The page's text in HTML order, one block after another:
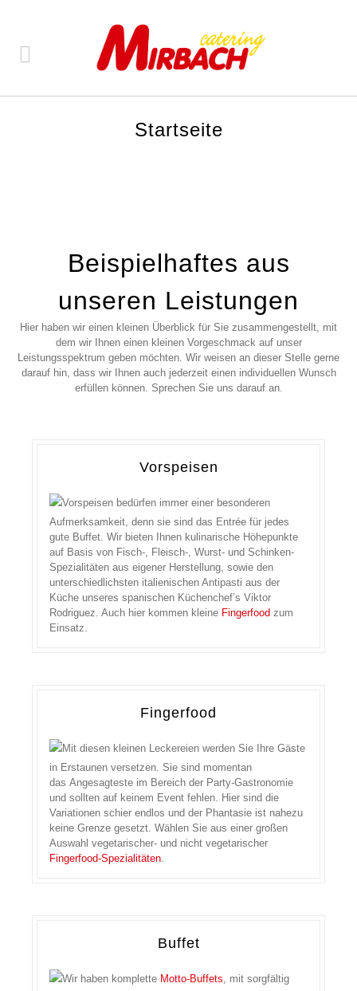
Startseite
Beispielhaftes aus
unseren Leistungen
Hier haben wir einen kleinen Überblick für Sie zusammengestellt, mit
dem wir Ihnen einen kleinen Vorgeschmack auf unser
Leistungsspektrum geben möchten. Wir weisen an dieser Stelle gerne
darauf hin, dass wir Ihnen auch jederzeit einen individuellen Wunsch
erfüllen können. Sprechen Sie uns darauf an.
Vorspeisen
Vorspeisen bedürfen immer einer besonderen
Aufmerksamkeit, denn sie sind das Entrée für jedes
gute Buffet. Wir bieten Ihnen kulinarische Höhepunkte
auf Basis von Fisch-, Fleisch-, Wurst- und Schinken-
Spezialitäten aus eigener Herstellung, sowie den
unterschiedlichsten italienischen Antipasti aus der
Küche unseres spanischen Küchenchef’s Viktor
Rodriguez. Auch hier kommen kleine Fingerfood zum
Einsatz.
Fingerfood
Mit diesen kleinen Leckereien werden Sie Ihre Gäste
in Erstaunen versetzen. Sie sind momentan
das Angesagteste im Bereich der Party-Gastronomie
und sollten auf keinem Event fehlen. Hier sind die
Variationen schier endlos und der Phantasie ist nahezu
keine Grenze gesetzt. Wählen Sie aus einer großen
Auswahl vegetarischer- und nicht vegetarischer
Fingerfood-Spezialitäten.
Buffet
Wir haben komplette Motto-Buffets, mit sorgfältig